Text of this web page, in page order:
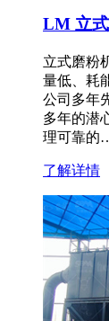
LM 立
立式磨粉
量低、耗
公司多年
多年的潜
理可靠的
了解详情